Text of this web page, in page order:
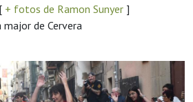
[ + fotos de Ramon Sunyer ]
de Cervera